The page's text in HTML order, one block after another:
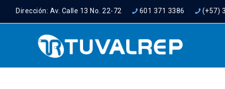
Dirección: Av. Calle 13 No. 22-72 601 371 3386 (+57)